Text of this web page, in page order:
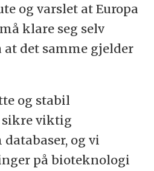
og varslet at Europa
klare seg selv
det samme gjelder
og stabil
viktig
og vi
på bioteknologi